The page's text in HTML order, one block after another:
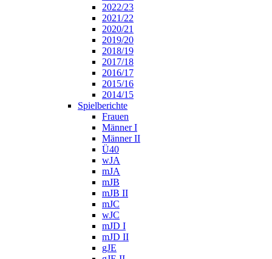
2022/23
2021/22
2020/21
2019/20
2018/19
2017/18
2016/17
2015/16
2014/15
Spielberichte
Frauen
Männer I
Männer II
Ü40
wJA
mJA
mJB
mJB II
mJC
wJC
mJD I
mJD II
gJE